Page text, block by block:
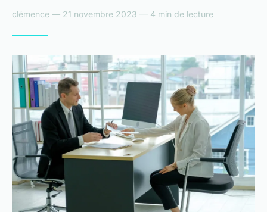
clémence — 21 novembre 2023 — 4 min de lecture